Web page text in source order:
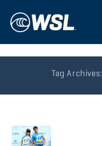
Tag Archives: